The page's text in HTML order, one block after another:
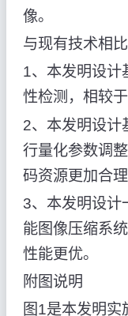
像。
与现有技术相
1、本发明设计
性检测，相较
2、本发明设计
行量化参数调
码资源更加合理
3、本发明设计
能图像压缩系
性能更优。
附图说明
图1是本发明实